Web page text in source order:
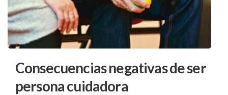
Consecuencias negativas de ser
persona cuidadora